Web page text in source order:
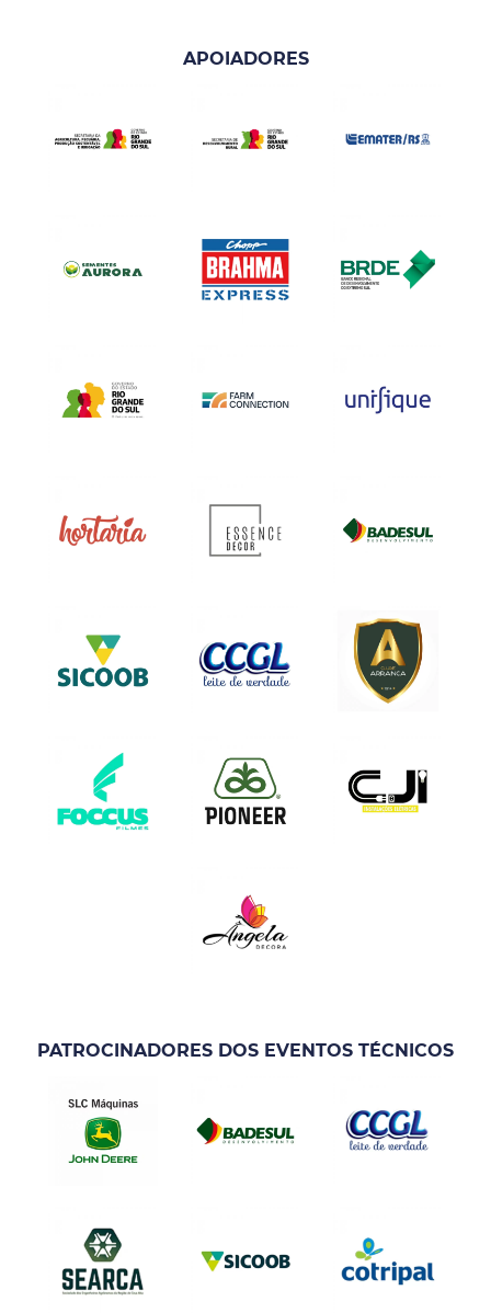
APOIADORES
PATROCINADORES DOS EVENTOS TÉCNICOS